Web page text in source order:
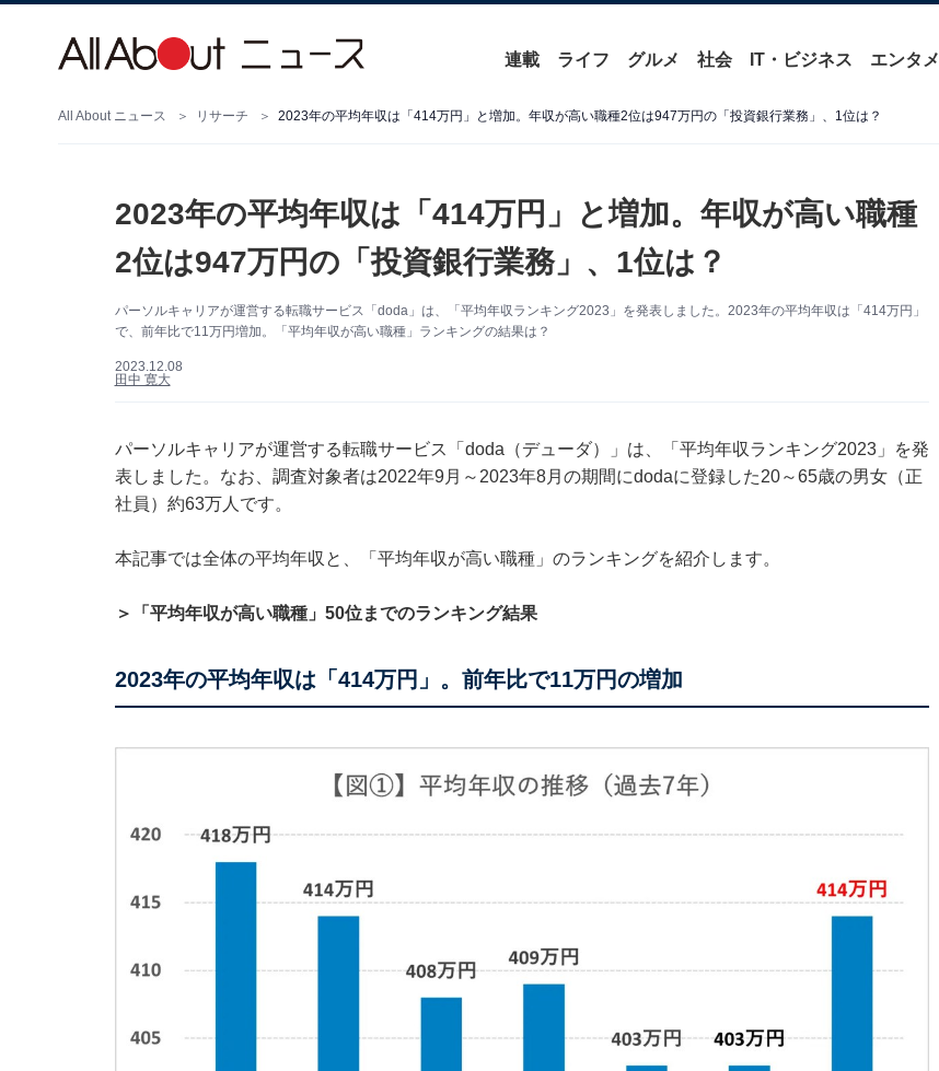
連載 ライフ グルメ 社会 IT・ビジネス エンタメ
All About ニュース リサーチ 2023年の平均年収は「414万円」と増加。年収が高い職種2位は947万円の「投資銀行業務」、1位は？
2023年の平均年収は「414万円」と増加。年収が高い職種
2位は947万円の「投資銀行業務」、1位は？
パーソルキャリアが運営する転職サービス「doda」は、「平均年収ランキング2023」を発表しました。2023年の平均年収は「414万円」
で、前年比で11万円増加。「平均年収が高い職種」ランキングの結果は？
2023.12.08
田中 寛大
パーソルキャリアが運営する転職サービス「doda（デューダ）」は、「平均年収ランキング2023」を発
表しました。なお、調査対象者は2022年9月～2023年8月の期間にdodaに登録した20～65歳の男女（正
社員）約63万人です。
本記事では全体の平均年収と、「平均年収が高い職種」のランキングを紹介します。
＞「平均年収が高い職種」50位までのランキング結果
2023年の平均年収は「414万円」。前年比で11万円の増加